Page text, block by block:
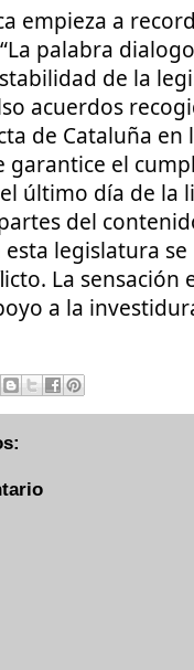
empieza a
palabra
de la
acuerdos
de Cataluña en
garantice el
último día de la
del
legislatura
La sensación
a la